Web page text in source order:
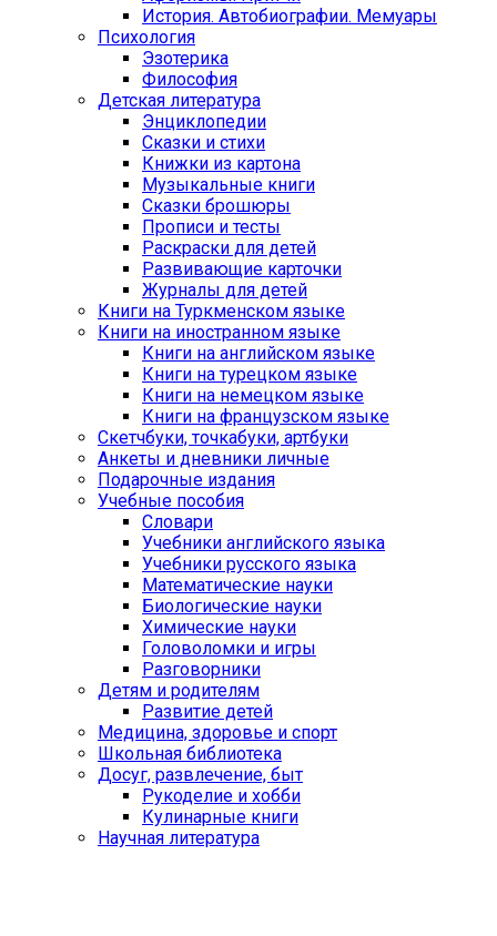
История. Автобиографии. Мемуары
Психология
Эзотерика
Философия
Детская литература
Энциклопедии
Сказки и стихи
Книжки из картона
Музыкальные книги
Сказки брошюры
Прописи и тесты
Раскраски для детей
Развивающие карточки
Журналы для детей
Книги на Туркменском языке
Книги на иностранном языке
Книги на английском языке
Книги на турецком языке
Книги на немецком языке
Книги на французском языке
Cкетчбуки, точкабуки, артбуки
Анкеты и дневники личные
Подарочные издания
Учебные пособия
Словари
Учебники английского языка
Учебники русского языка
Математические науки
Биологические науки
Химические науки
Головоломки и игры
Разговорники
Детям и родителям
Развитие детей
Медицина, здоровье и спорт
Школьная библиотека
Досуг, развлечение, быт
Рукоделие и хобби
Кулинарные книги
Научная литература